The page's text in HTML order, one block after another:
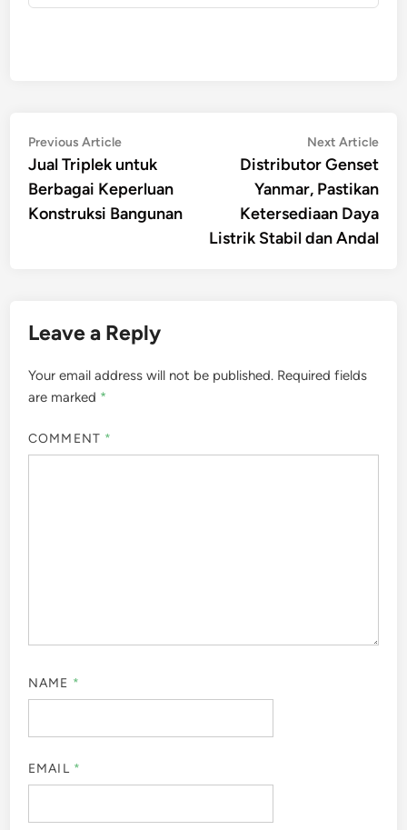
Post
navigation
Previous ArticlePrevious
article:
Jual Triplek untuk
Berbagai Keperluan
Konstruksi Bangunan
Next Article
Distributor Genset
Yanmar, Pastikan
Ketersediaan Daya
Listrik Stabil dan Andal
Leave a Reply
Your email address will not be published. Required fields
are marked *
COMMENT *
NAME *
EMAIL *